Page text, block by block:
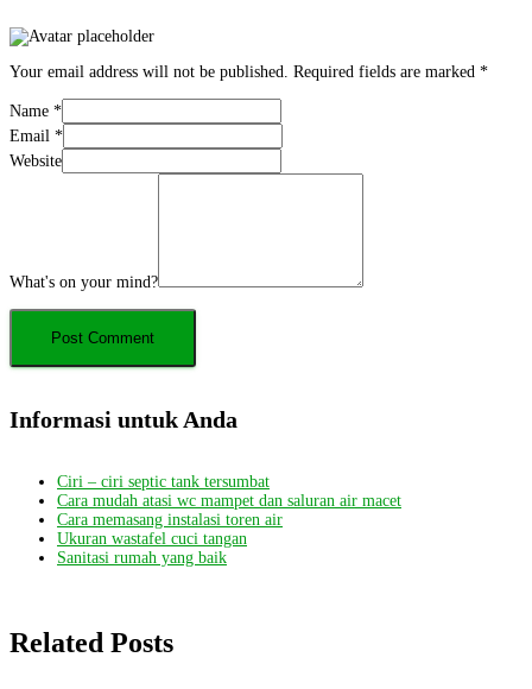
Your email address will not be published. Required fields are marked *
Name *
Email *
Website
What's on your mind?
Informasi untuk Anda
Ciri – ciri septic tank tersumbat
Cara mudah atasi wc mampet dan saluran air macet
Cara memasang instalasi toren air
Ukuran wastafel cuci tangan
Sanitasi rumah yang baik
Related Posts